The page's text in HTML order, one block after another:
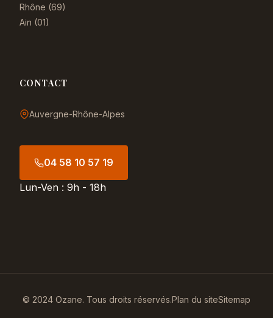
Rhône (69)
Ain (01)
CONTACT
Auvergne-Rhône-Alpes
04 58 10 57 19
Lun-Ven : 9h - 18h
© 2024 Ozane. Tous droits réservés.Plan du siteSitemap